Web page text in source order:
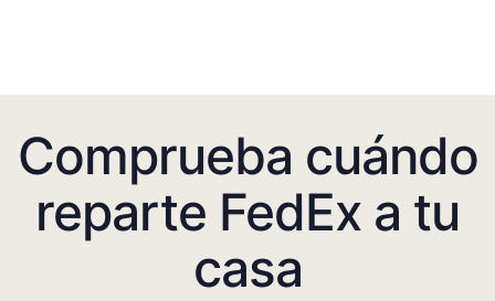
Comprueba cuándo
reparte FedEx a tu
casa